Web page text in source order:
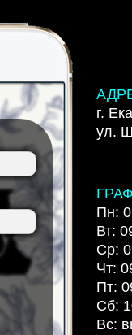
г.
ул.
Пн:
Вт:
Ср:
Чт:
Пт:
Сб:
Вс: